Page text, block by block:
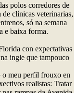
polos corredores de
de clínicas veterinarias,
só na semana
e baixa forma.
con expectativas
ingle que tampouco
o meu perfil frouxo en
realistas: Tratar